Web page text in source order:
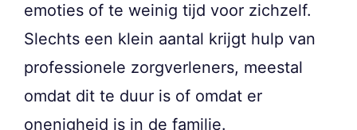
emoties of te weinig tijd voor zichzelf.
Slechts een klein aantal krijgt hulp van
professionele zorgverleners, meestal
omdat dit te duur is of omdat er
onenigheid is in de familie.